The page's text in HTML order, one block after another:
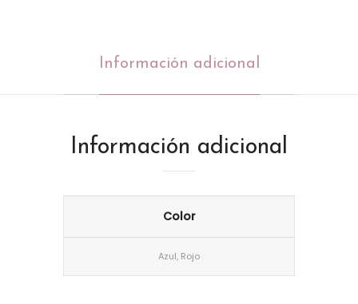
Información adicional
Información adicional
Color
Azul, Rojo